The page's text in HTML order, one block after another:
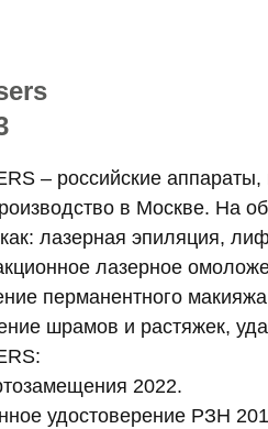
– российские
в Москве. На
лазерная эпиляция,
лазерное
перманентного
шрамов и растяжек,
2022.
удостоверение РЗН